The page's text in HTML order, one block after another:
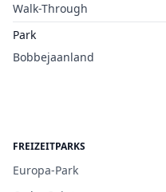
Walk-Through
Park
Bobbejaanland
FREIZEITPARKS
Europa-Park